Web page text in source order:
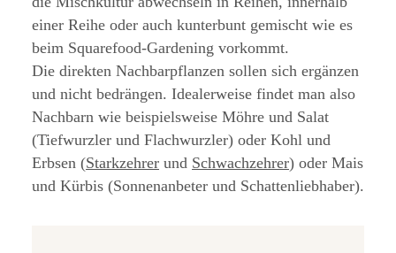
einer Reihe oder auch kunterbunt gemischt wie es
beim Squarefood-Gardening vorkommt.
Die direkten Nachbarpflanzen sollen sich ergänzen
und nicht bedrängen. Idealerweise findet man also
Nachbarn wie beispielsweise Möhre und Salat
(Tiefwurzler und Flachwurzler) oder Kohl und
Erbsen (Starkzehrer und Schwachzehrer) oder Mais
und Kürbis (Sonnenanbeter und Schattenliebhaber).